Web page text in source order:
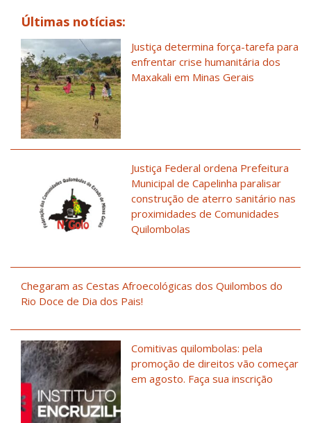
Últimas notícias:
Justiça determina força-tarefa para
enfrentar crise humanitária dos
Maxakali em Minas Gerais
Justiça Federal ordena Prefeitura
Municipal de Capelinha paralisar
construção de aterro sanitário nas
proximidades de Comunidades
Quilombolas
Chegaram as Cestas Afroecológicas dos Quilombos do
Rio Doce de Dia dos Pais!
Comitivas quilombolas: pela
promoção de direitos vão começar
em agosto. Faça sua inscrição